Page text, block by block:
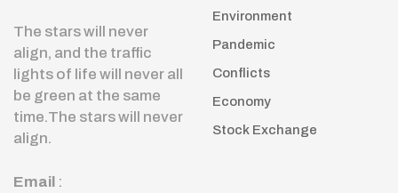
The stars will never
align, and the traffic
lights of life will never all
be green at the same
time.The stars will never
align.
Email :
Environment
Pandemic
Conflicts
Economy
Stock Exchange